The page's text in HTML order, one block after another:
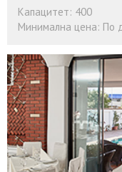
Капацитет: 400
Минимална цена: По